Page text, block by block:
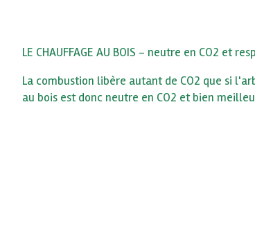
LE CHAUFFAGE AU BOIS - neutre en CO2 et
La combustion libère autant de CO2 que si
au bois est donc neutre en CO2 et bien